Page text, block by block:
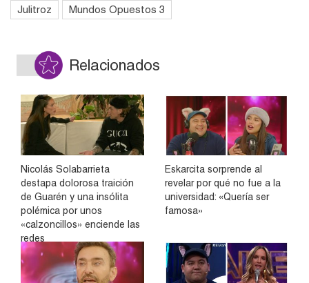
Julitroz Mundos Opuestos 3
Relacionados
Nicolás Solabarrieta
destapa dolorosa traición
de Guarén y una insólita
polémica por unos
«calzoncillos» enciende las
redes
Eskarcita sorprende al
revelar por qué no fue a la
universidad: «Quería ser
famosa»